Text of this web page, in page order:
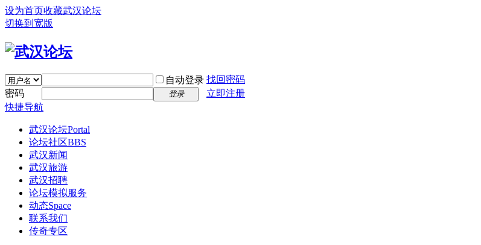
设为首页收藏武汉论坛
切换到宽版
自动登录 找回密码
密码
登录
立即注册
快捷导航
武汉论坛Portal
论坛社区BBS
武汉新闻
武汉旅游
武汉招聘
论坛模拟服务
动态Space
联系我们
传奇专区